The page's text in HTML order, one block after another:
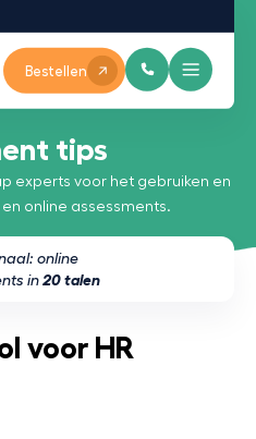
Bestellen
tips
experts voor het gebruiken en
online assessments.
online
in 20 talen
voor HR